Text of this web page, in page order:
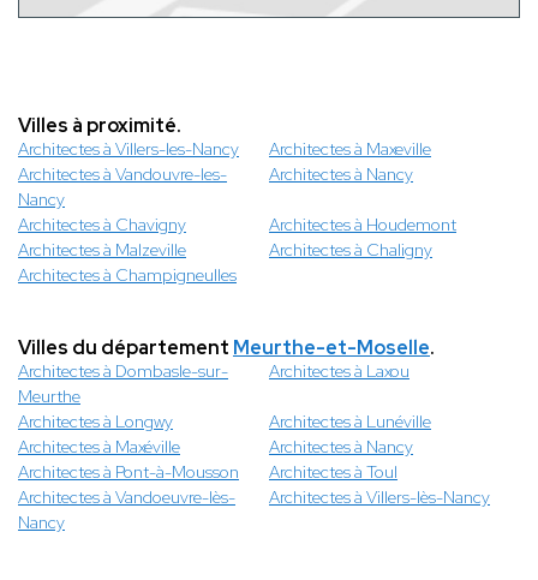
Villes à proximité.
Architectes à Villers-les-Nancy
Architectes à Maxeville
Architectes à Vandouvre-les-
Nancy
Architectes à Nancy
Architectes à Chavigny
Architectes à Houdemont
Architectes à Malzeville
Architectes à Chaligny
Architectes à Champigneulles
Villes du département Meurthe-et-Moselle.
Architectes à Dombasle-sur-
Meurthe
Architectes à Laxou
Architectes à Longwy
Architectes à Lunéville
Architectes à Maxéville
Architectes à Nancy
Architectes à Pont-à-Mousson
Architectes à Toul
Architectes à Vandoeuvre-lès-
Nancy
Architectes à Villers-lès-Nancy